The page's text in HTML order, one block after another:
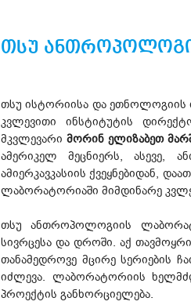
თსუ
თსუ ისტორიისა და ეთნოლოგიის
კვლევითი ინსტიტუტის
მკვლევარი მორინ ელიზაბეთ
ამერიკელ მეცნიერს, ასევე,
ამიერკავკასიის ქვეყნებიდან,
ლაბორატორიაში მიმდინარე
თსუ ანთროპოლოგიის
სივრცესა და დროში. აქ
თანამედროვე მცირე სერიების
იძლევა. ლაბორატორიის
პროექტის განხორციელება.